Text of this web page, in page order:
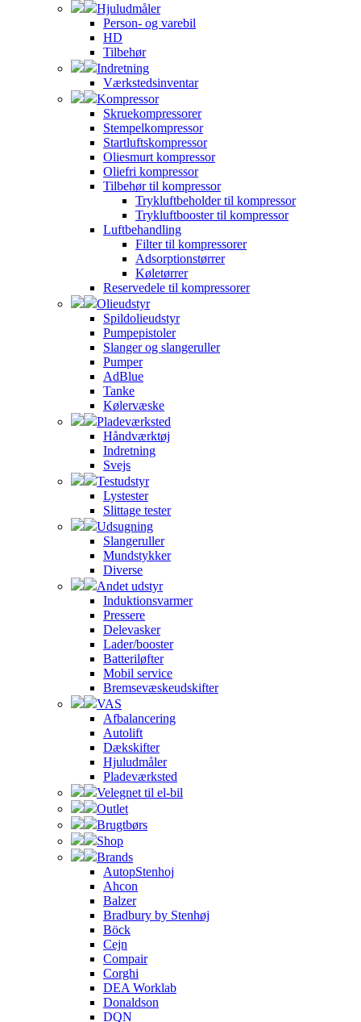
Hjuludmåler
Person- og varebil
HD
Tilbehør
Indretning
Værkstedsinventar
Kompressor
Skruekompressorer
Stempelkompressor
Startluftskompressor
Oliesmurt kompressor
Oliefri kompressor
Tilbehør til kompressor
Trykluftbeholder til kompressor
Trykluftbooster til kompressor
Luftbehandling
Filter til kompressorer
Adsorptionstørrer
Køletørrer
Reservedele til kompressorer
Olieudstyr
Spildolieudstyr
Pumpepistoler
Slanger og slangeruller
Pumper
AdBlue
Tanke
Kølervæske
Pladeværksted
Håndværktøj
Indretning
Svejs
Testudstyr
Lystester
Slittage tester
Udsugning
Slangeruller
Mundstykker
Diverse
Andet udstyr
Induktionsvarmer
Pressere
Delevasker
Lader/booster
Batteriløfter
Mobil service
Bremsevæskeudskifter
VAS
Afbalancering
Autolift
Dækskifter
Hjuludmåler
Pladeværksted
Velegnet til el-bil
Outlet
Brugtbørs
Shop
Brands
AutopStenhoj
Ahcon
Balzer
Bradbury by Stenhøj
Böck
Cejn
Compair
Corghi
DEA Worklab
Donaldson
DQN